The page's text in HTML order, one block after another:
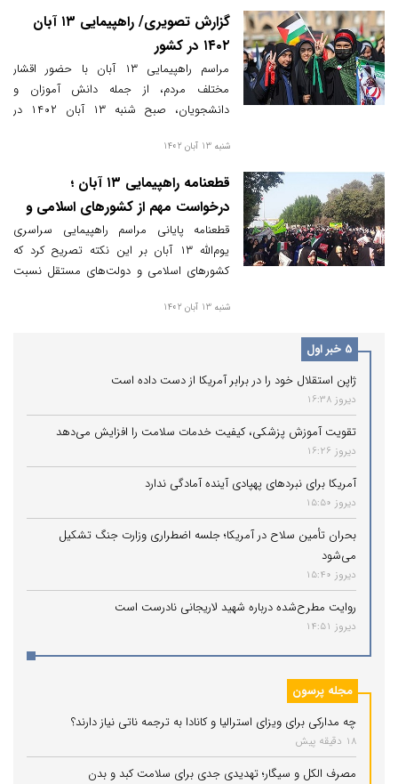
گزارش تصویری/ راهپیمایی ۱۳ آبان
۱۴۰۲ در کشور
مراسم راهپیمایی ۱۳ آبان با حضور اقشار
مختلف مردم، از جمله دانش آموزان و
دانشجویان، صبح شنبه ۱۳ آبان ۱۴۰۲ در
شنبه 13 آبان 1402
قطعنامه راهپیمایی ۱۳ آبان ؛
درخواست مهم از کشورهای اسلامی و
مستقل درباره اسرائیل
قطعنامه پایانی مراسم راهپیمایی سراسری
یوم‌الله ۱۳ آبان بر این نکته تصریح کرد که
کشورهای اسلامی و دولت‌های مستقل نسبت
صادرات نفت و گاز به وظیفه انسانی خود عمل
شنبه 13 آبان 1402
5 خبر اول
ژاپن استقلال خود را در برابر آمریکا از دست داده است
دیروز 16:38
تقویت آموزش پزشکی، کیفیت خدمات سلامت را افزایش می‌دهد
دیروز 16:26
آمریکا برای نبردهای پهپادی آینده آمادگی ندارد
دیروز 15:50
بحران تأمین سلاح در آمریکا؛ جلسه اضطراری وزارت جنگ تشکیل
می‌شود
دیروز 15:40
روایت مطرح‌شده درباره شهید لاریجانی نادرست است
دیروز 14:51
مجله پرسون
چه مدارکی برای ویزای استرالیا و کانادا به ترجمه ناتی نیاز دارند؟
18 دقیقه پیش
مصرف الکل و سیگار؛ تهدیدی جدی برای سلامت کبد و بدن